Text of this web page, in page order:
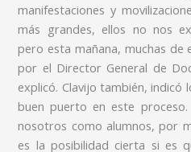
manifestaciones y
más grandes, ellos no nos
pero esta mañana, muchas de
por el Director General de
explicó. Clavijo también,
buen puerto en este
nosotros como alumnos, por
es la posibilidad cierta si es